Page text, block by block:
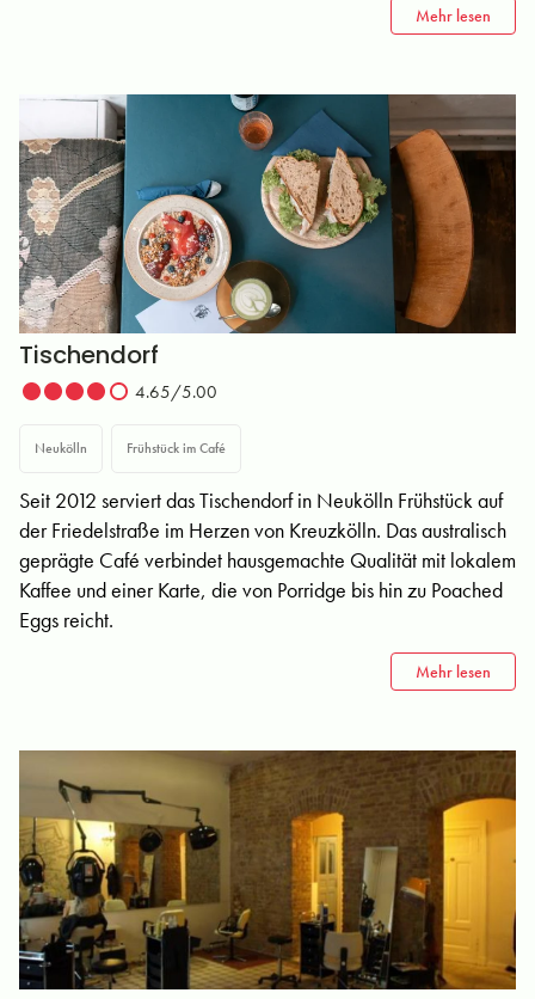
Mehr lesen
Tischendorf
4.65/5.00
Neukölln Frühstück im Café
Seit 2012 serviert das Tischendorf in Neukölln Frühstück auf
der Friedelstraße im Herzen von Kreuzkölln. Das australisch
geprägte Café verbindet hausgemachte Qualität mit lokalem
Kaffee und einer Karte, die von Porridge bis hin zu Poached
Eggs reicht.
Mehr lesen